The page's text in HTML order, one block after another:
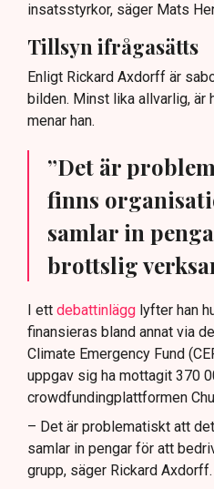
insatsstyrkor, säger Mats
Tillsyn ifrågasätts
Enligt Rickard Axdorff är
bilden. Minst lika allvarlig, är
menar han.
”Det är
finns
samlar in
brottslig
I ett debattinlägg lyfter han
finansieras bland annat via
Climate Emergency Fund
uppgav sig ha mottagit 370
crowdfundingplattformen
– Det är problematiskt att
samlar in pengar för att
grupp, säger Rickard Axdorff.